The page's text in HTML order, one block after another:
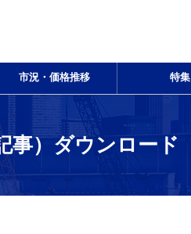
市況・価格推移 特集
事）ダウンロード